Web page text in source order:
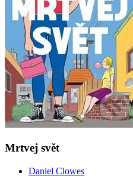
Mrtvej svět
Daniel Clowes